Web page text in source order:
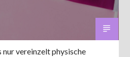
nur vereinzelt physische